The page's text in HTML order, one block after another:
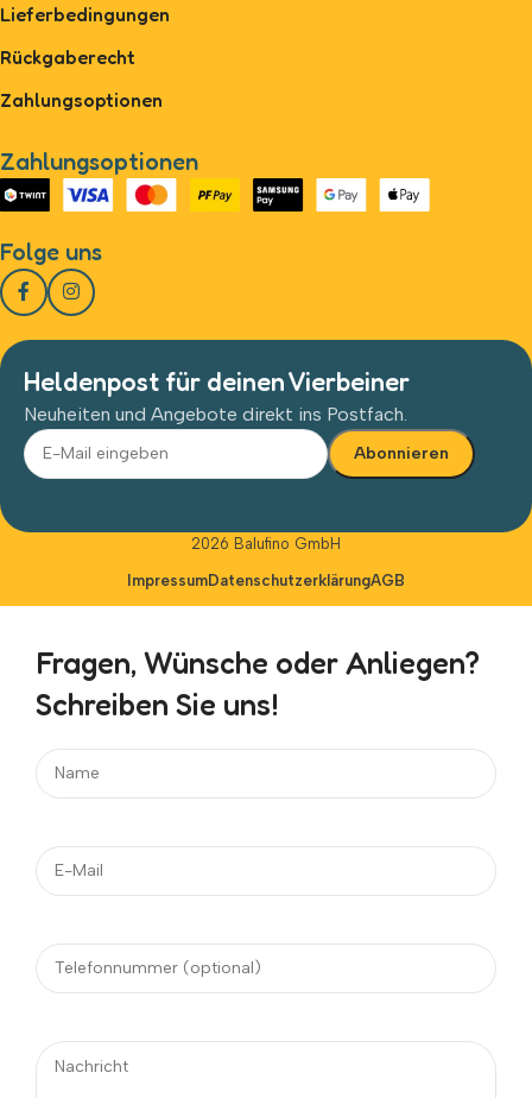
Lieferbedingungen
Rückgaberecht
Zahlungsoptionen
Zahlungsoptionen
Folge uns
Heldenpost für deinen Vierbeiner
Neuheiten und Angebote direkt ins Postfach.
2026 Balufino GmbH
ImpressumDatenschutzerklärungAGB
Fragen, Wünsche oder Anliegen?
Schreiben Sie uns!